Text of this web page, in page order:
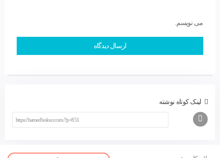
می نویسم.
لینک کوتاه نوشته